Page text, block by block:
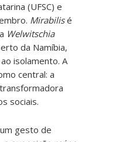
(UFSC) e
Mirabilisé
Welwitschia
da Namíbia,
isolamento. A
central: a
sociais.
gesto de